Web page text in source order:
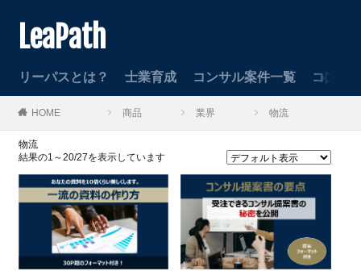
LeaPath
リーパスとは？ 士業育成 コンサル案件一覧 コンサ
HOME 商品 業界 物流
物流
結果の1～20/27を表示しています